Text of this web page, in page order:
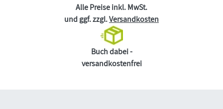
Alle Preise inkl. MwSt.
und ggf. zzgl.Versandkosten
Buch dabei -
versandkostenfrei